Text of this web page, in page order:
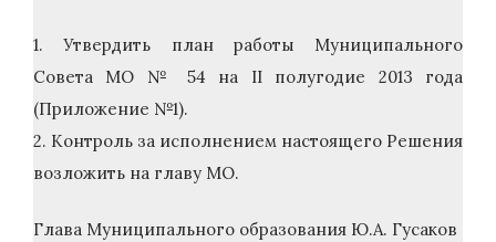
1. Утвердить план работы Муниципального
Совета МО № 54 на II полугодие 2013 года
(Приложение №1).
2. Контроль за исполнением настоящего Решения
возложить на главу МО.
Глава Муниципального образования Ю.А. Гусаков